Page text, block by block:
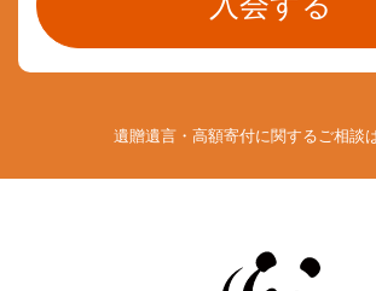
遺贈遺言・高額寄付に関するご相談